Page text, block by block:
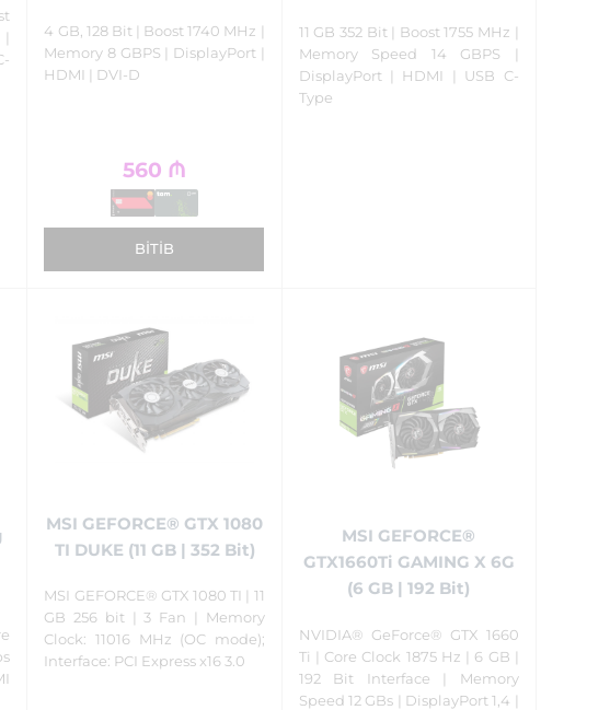
|
4 GB, 128 Bit | Boost 1740 MHz |
Memory 8 GBPS | DisplayPort |
HDMI | DVI-D
560 ₼
BITIB
11 GB 352 Bit | Boost 1755 MHz |
Memory Speed 14 GBPS |
DisplayPort | HDMI | USB C-
Type
MSI GEFORCE® GTX 1080
TI DUKE (11 GB | 352 Bit)
MSI GEFORCE® GTX 1080 TI | 11
GB 256 bit | 3 Fan | Memory
Clock: 11016 MHz (OC mode);
Interface: PCI Express x16 3.0
MSI GEFORCE®
GTX1660Ti GAMING X 6G
(6 GB | 192 Bit)
NVIDIA® GeForce® GTX 1660
Ti | Core Clock 1875 Hz | 6 GB |
192 Bit Interface | Memory
Speed 12 GBs | DisplayPort 1,4 |